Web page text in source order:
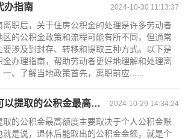
2024-10-30 11:13:37
办指南
离职后，关于住房公积金的处理是许多劳动者
区的公积金政策和流程可能有所不同，但通常
要涉及到封存、转移和提取三种方式。以下是
办理指南，帮助劳动者更好地理解和处理离
、了解当地政策首先，离职前应......
2024-10-29 14:34:24
的公积金最高额度是多少？
取的公积金最高额度主要取决于个人公积金账
就是说，退休后能取出的公积金金额，就是个